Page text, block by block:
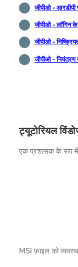
जीपीओ - आरडीपी
जीपीओ - लॉगिन
जीपीओ -
जीपीओ - नियंत्रण
ट्यूटोरियल
एक प्रशासक के रूप
MSI फ़ाइल को